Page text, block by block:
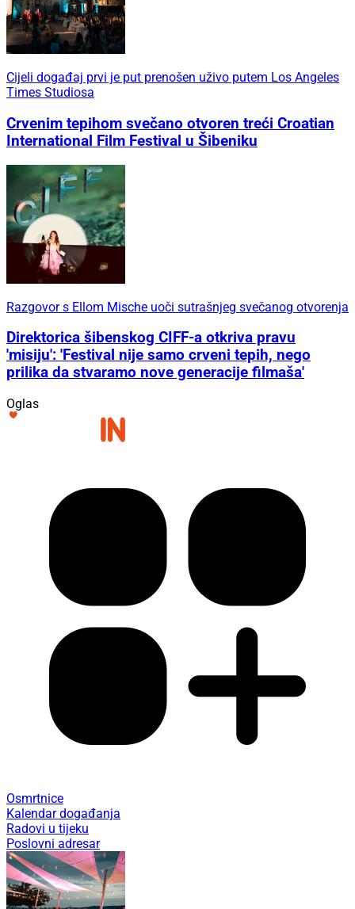
Cijeli događaj prvi je put prenošen uživo putem Los Angeles
Times Studiosa
Crvenim tepihom svečano otvoren treći Croatian
International Film Festival u Šibeniku
Razgovor s Ellom Mische uoči sutrašnjeg svečanog otvorenja
Direktorica šibenskog CIFF-a otkriva pravu
'misiju': 'Festival nije samo crveni tepih, nego
prilika da stvaramo nove generacije filmaša'
Oglas
Osmrtnice
Kalendar događanja
Radovi u tijeku
Poslovni adresar